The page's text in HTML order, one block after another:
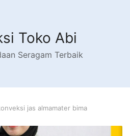
Toko Abi
Seragam Terbaik
jas almamater bima